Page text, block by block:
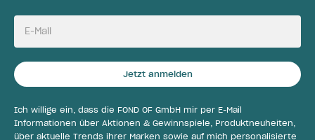
E-Mail
Jetzt anmelden
Ich willige ein, dass die FOND OF GmbH mir per E-Mail
Informationen über Aktionen & Gewinnspiele, Produktneuheiten,
über aktuelle Trends ihrer Marken sowie auf mich personalisierte